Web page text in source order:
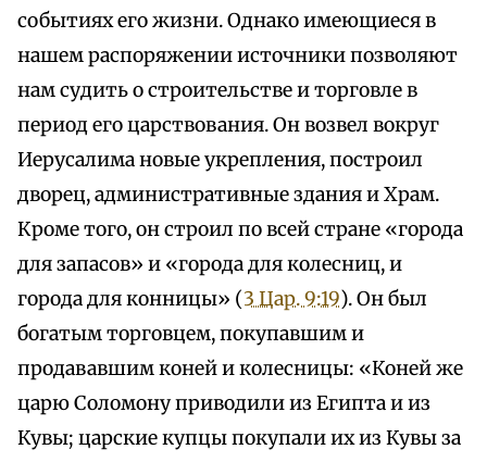
событиях его жизни. Однако имеющиеся в
нашем распоряжении источники позволяют
нам судить о строительстве и торговле в
период его царствования. Он возвел вокруг
Иерусалима новые укрепления, построил
дворец, административные здания и Храм.
Кроме того, он строил по всей стране «города
для запасов» и «города для колесниц, и
города для конницы» (3 Цар. 9:19). Он был
богатым торговцем, покупавшим и
продававшим коней и колесницы: «Коней же
царю Соломону приводили из Египта и из
Кувы; царские купцы покупали их из Кувы за